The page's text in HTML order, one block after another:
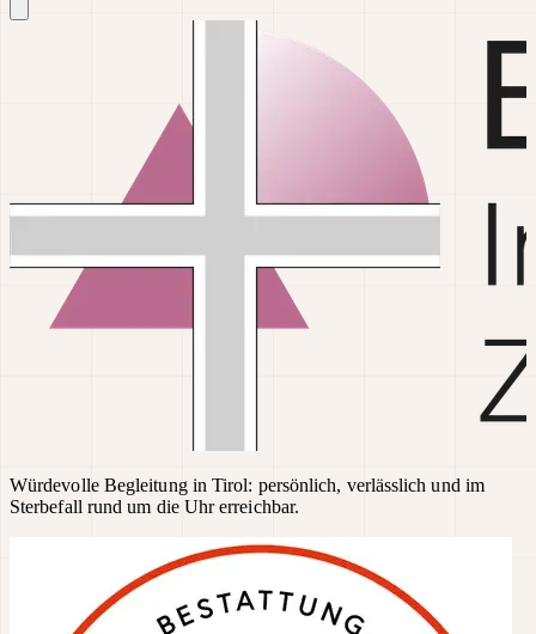
Würdevolle Begleitung in Tirol: persönlich, verlässlich und im
Sterbefall rund um die Uhr erreichbar.